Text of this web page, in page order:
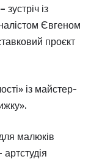
із
Євгеном
проєкт
із майстер-
малюків